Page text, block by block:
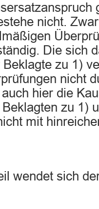
nicht.
Die sich
Beklagte zu 1)
nicht
hier die
zu 1)
mit
wendet sich